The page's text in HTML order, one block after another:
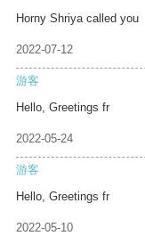
Horny Shriya called you
2022-07-12
游客
Hello, Greetings fr
2022-05-24
游客
Hello, Greetings fr
2022-05-10